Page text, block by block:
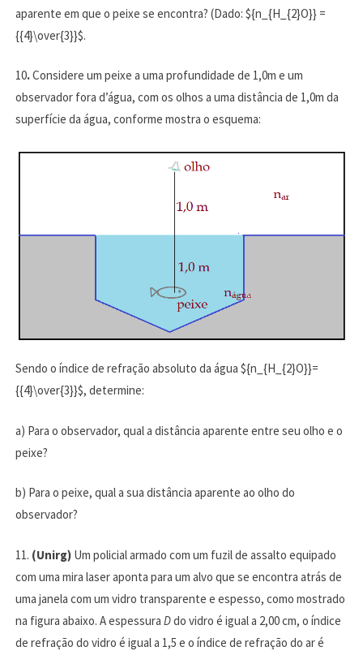
aparente em que o peixe se encontra? (Dado: ${n_{H_{2}O}} =
{{4}\over{3}}$.
10.Considere um peixe a uma profundidade de 1,0m e um
observador fora d’água, com os olhos a uma distância de 1,0m da
superfície da água, conforme mostra o esquema:
Sendo o índice de refração absoluto da água ${n_{H_{2}O}}=
{{4}\over{3}}$, determine:
a) Para o observador, qual a distância aparente entre seu olho e o
peixe?
b) Para o peixe, qual a sua distância aparente ao olho do
observador?
11. (Unirg) Um policial armado com um fuzil de assalto equipado
com uma mira laser aponta para um alvo que se encontra atrás de
uma janela com um vidro transparente e espesso, como mostrado
na figura abaixo. A espessura Ddo vidro é igual a 2,00 cm, o índice
de refração do vidro é igual a 1,5 e o índice de refração do ar é